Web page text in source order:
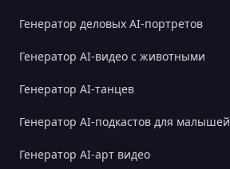
Генератор деловых AI-портретов
Генератор AI-видео с животными
Генератор AI-танцев
Генератор AI-подкастов для малышей
Генератор AI-арт видео